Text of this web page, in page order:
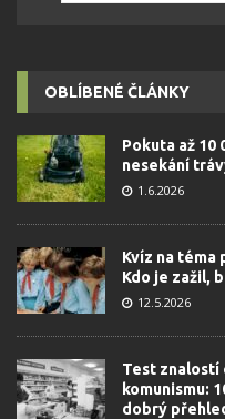
OBLÍBENÉ ČLÁNKY
Pokuta až 10
nesekání
1.6.2026
Kvíz na téma
Kdo je zažil,
12.5.2026
Test znalostí
komunismu:
dobrý